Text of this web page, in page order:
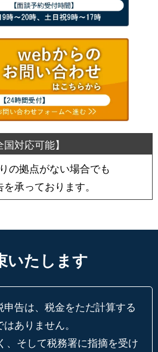
の拠点がない場合でも
承っております。
いたします
申告は、税金をただ計算する
はありません。
、そして税務署に指摘を受け